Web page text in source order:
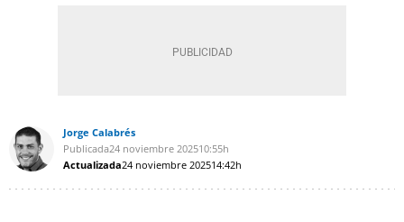
Jorge Calabrés
Publicada24 noviembre 202510:55h
Actualizada24 noviembre 202514:42h